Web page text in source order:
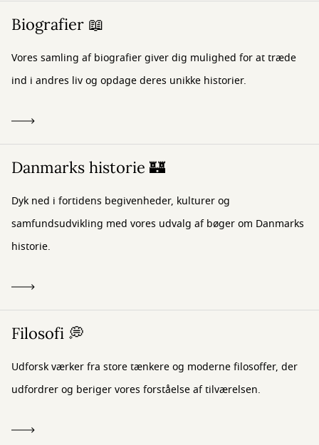
Biografier 📖
Vores samling af biografier giver dig mulighed for at træde
ind i andres liv og opdage deres unikke historier.
Danmarks historie 🏰
Dyk ned i fortidens begivenheder, kulturer og
samfundsudvikling med vores udvalg af bøger om Danmarks
historie.
Filosofi 💭
Udforsk værker fra store tænkere og moderne filosoffer, der
udfordrer og beriger vores forståelse af tilværelsen.